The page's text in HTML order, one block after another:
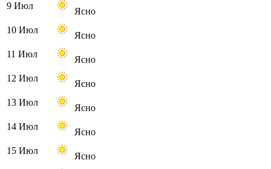
9 Июл
Ясно
10 Июл
Ясно
11 Июл
Ясно
12 Июл
Ясно
13 Июл
Ясно
14 Июл
Ясно
15 Июл
Ясно